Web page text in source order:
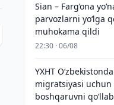
Sian – Farg‘ona
parvozlarni yo‘lga
muhokama qildi
22:30 · 06/08
YXHT
migratsiyasi
boshqaruvni